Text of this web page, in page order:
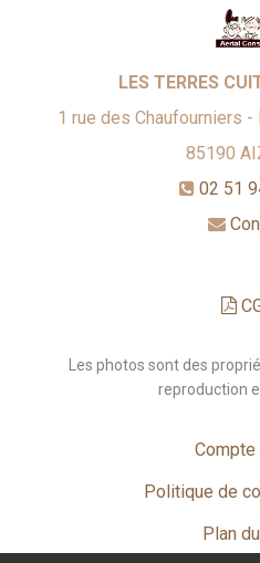
LES TERRES
1 rue des Chaufourniers
85190
02 51
Les photos sont des
reproduction
Politique de
Plan